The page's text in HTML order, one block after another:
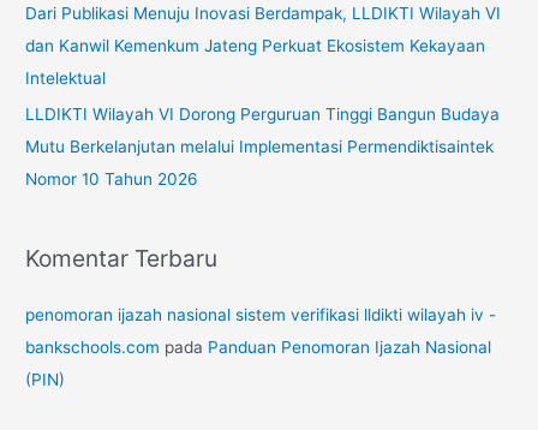
Dari Publikasi Menuju Inovasi Berdampak, LLDIKTI Wilayah VI
dan Kanwil Kemenkum Jateng Perkuat Ekosistem Kekayaan
Intelektual
LLDIKTI Wilayah VI Dorong Perguruan Tinggi Bangun Budaya
Mutu Berkelanjutan melalui Implementasi Permendiktisaintek
Nomor 10 Tahun 2026
Komentar Terbaru
penomoran ijazah nasional sistem verifikasi lldikti wilayah iv -
bankschools.com pada Panduan Penomoran Ijazah Nasional
(PIN)